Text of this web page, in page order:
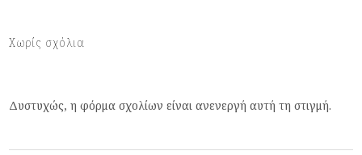
Χωρίς σχόλια
Δυστυχώς, η φόρμα σχολίων είναι ανενεργή αυτή τη στιγμή.